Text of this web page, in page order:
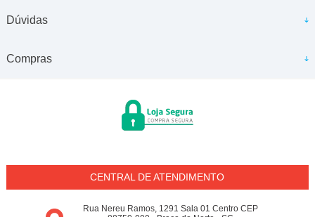
Dúvidas
Compras
CENTRAL DE ATENDIMENTO
Rua Nereu Ramos, 1291 Sala 01 Centro CEP